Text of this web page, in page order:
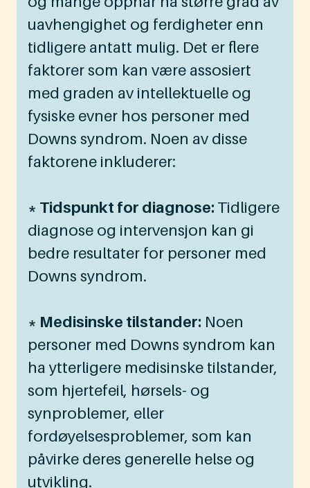
uavhengighet og ferdigheter enn
tidligere antatt mulig. Det er flere
faktorer som kan være assosiert
med graden av intellektuelle og
fysiske evner hos personer med
Downs syndrom. Noen av disse
faktorene inkluderer:
* Tidspunkt for diagnose: Tidligere
diagnose og intervensjon kan gi
bedre resultater for personer med
Downs syndrom.
* Medisinske tilstander: Noen
personer med Downs syndrom kan
ha ytterligere medisinske tilstander,
som hjertefeil, hørsels- og
synproblemer, eller
fordøyelsesproblemer, som kan
påvirke deres generelle helse og
utvikling.